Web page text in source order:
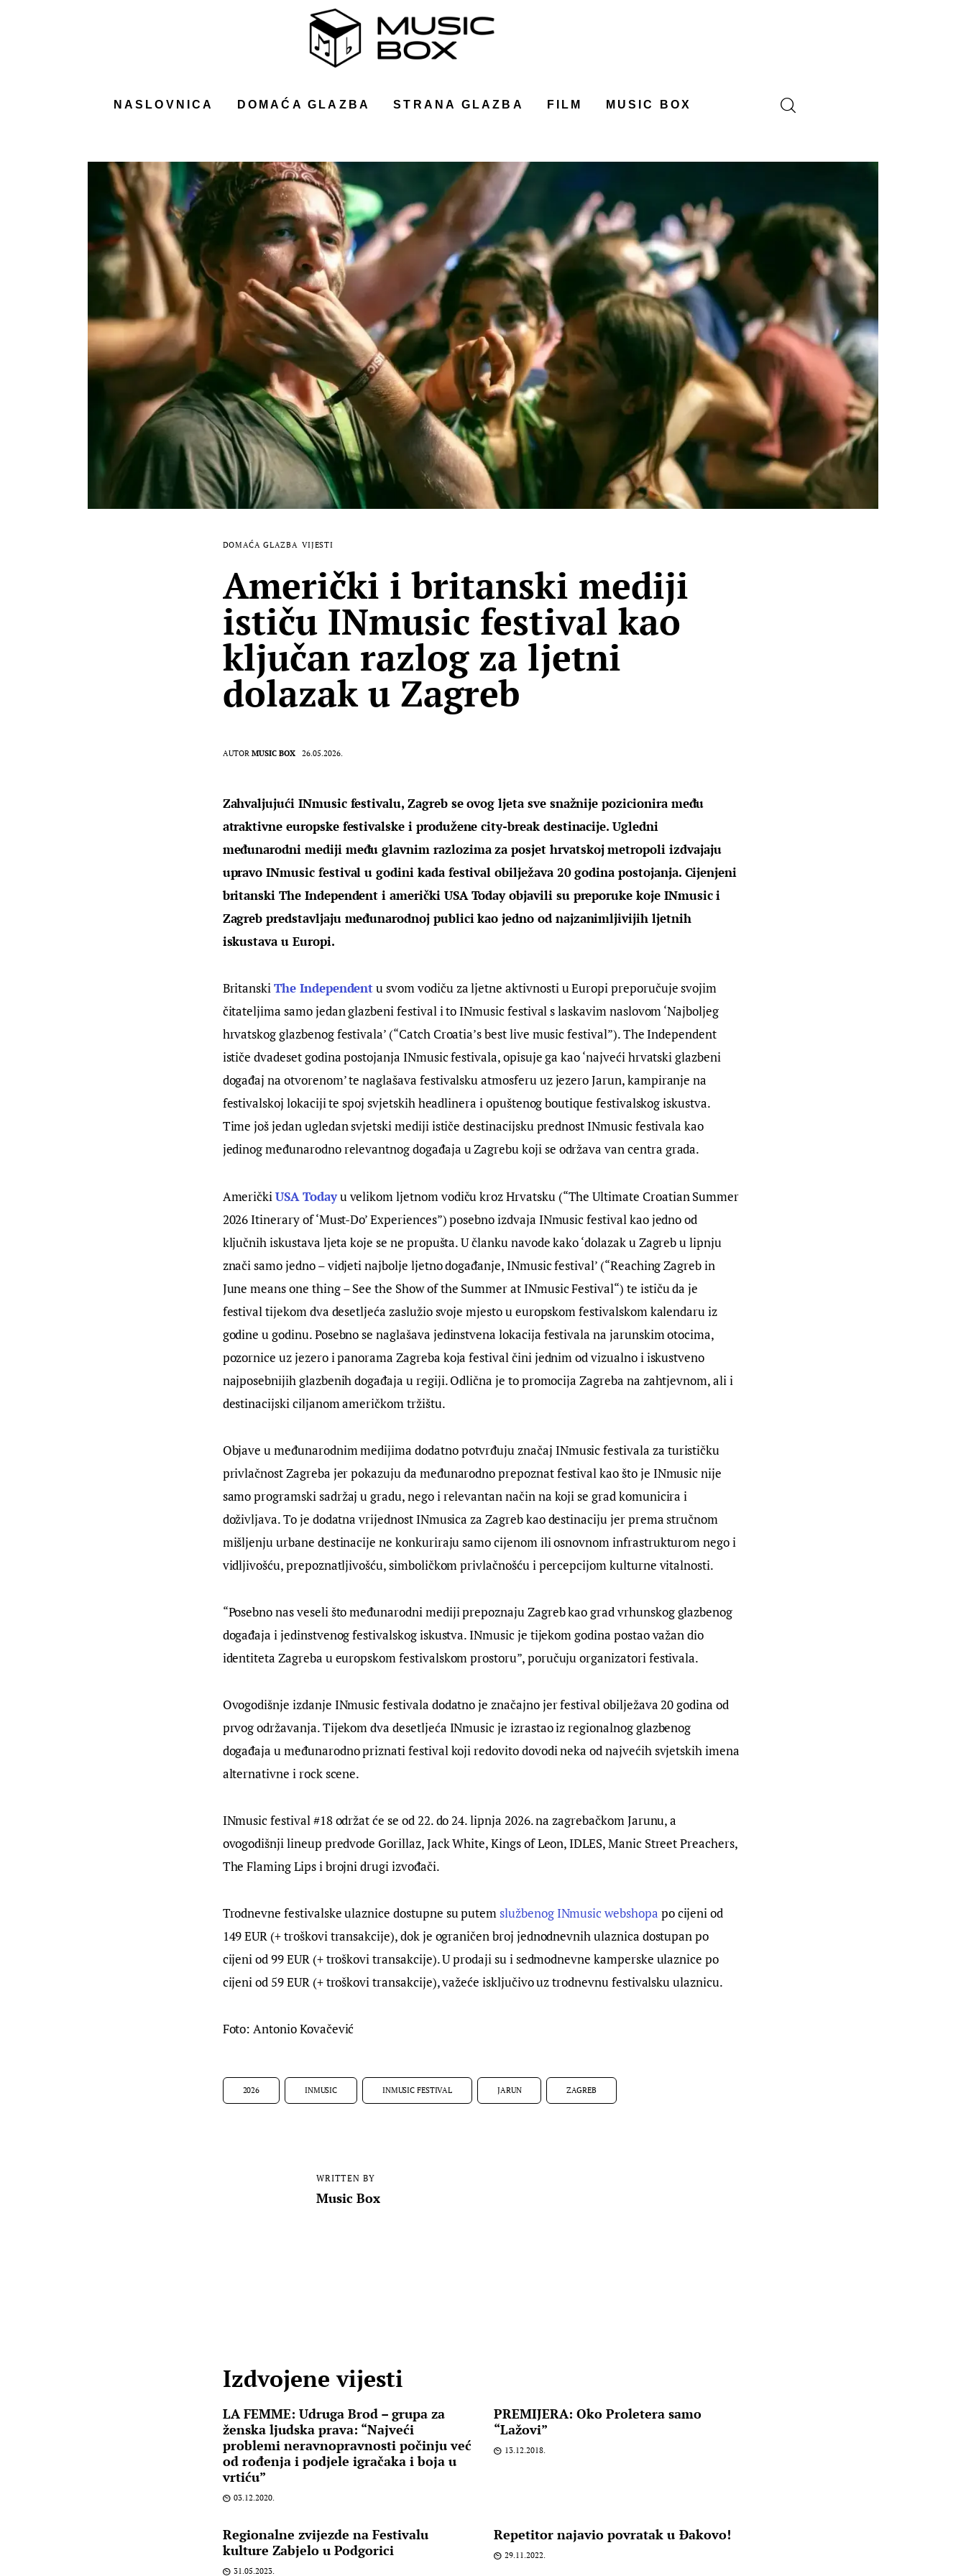
NASLOVNICA DOMAĆA GLAZBA STRANA GLAZBA FILM MUSIC BOX
DOMAĆA GLAZBA VIJESTI
Američki i britanski mediji
ističu INmusic festival kao
ključan razlog za ljetni
dolazak u Zagreb
AUTOR MUSIC BOX 26.05.2026.
Zahvaljujući INmusic festivalu, Zagreb se ovog ljeta sve snažnije pozicionira među
atraktivne europske festivalske i produžene city-break destinacije. Ugledni
međunarodni mediji među glavnim razlozima za posjet hrvatskoj metropoli izdvajaju
upravo INmusic festival u godini kada festival obilježava 20 godina postojanja. Cijenjeni
britanski The Independent i američki USA Today objavili su preporuke koje INmusic i
Zagreb predstavljaju međunarodnoj publici kao jedno od najzanimljivijih ljetnih
iskustava u Europi.
Britanski The Independent u svom vodiču za ljetne aktivnosti u Europi preporučuje svojim
čitateljima samo jedan glazbeni festival i to INmusic festival s laskavim naslovom ‘Najboljeg
hrvatskog glazbenog festivala’ (“Catch Croatia’s best live music festival”). The Independent
ističe dvadeset godina postojanja INmusic festivala, opisuje ga kao ‘najveći hrvatski glazbeni
događaj na otvorenom’ te naglašava festivalsku atmosferu uz jezero Jarun, kampiranje na
festivalskoj lokaciji te spoj svjetskih headlinera i opuštenog boutique festivalskog iskustva.
Time još jedan ugledan svjetski mediji ističe destinacijsku prednost INmusic festivala kao
jedinog međunarodno relevantnog događaja u Zagrebu koji se održava van centra grada.
Američki USA Today u velikom ljetnom vodiču kroz Hrvatsku (“The Ultimate Croatian Summer
2026 Itinerary of ‘Must-Do’ Experiences”) posebno izdvaja INmusic festival kao jedno od
ključnih iskustava ljeta koje se ne propušta. U članku navode kako ‘dolazak u Zagreb u lipnju
znači samo jedno – vidjeti najbolje ljetno događanje, INmusic festival’ (“Reaching Zagreb in
June means one thing – See the Show of the Summer at INmusic Festival“) te ističu da je
festival tijekom dva desetljeća zaslužio svoje mjesto u europskom festivalskom kalendaru iz
godine u godinu. Posebno se naglašava jedinstvena lokacija festivala na jarunskim otocima,
pozornice uz jezero i panorama Zagreba koja festival čini jednim od vizualno i iskustveno
najposebnijih glazbenih događaja u regiji. Odlična je to promocija Zagreba na zahtjevnom, ali i
destinacijski ciljanom američkom tržištu.
Objave u međunarodnim medijima dodatno potvrđuju značaj INmusic festivala za turističku
privlačnost Zagreba jer pokazuju da međunarodno prepoznat festival kao što je INmusic nije
samo programski sadržaj u gradu, nego i relevantan način na koji se grad komunicira i
doživljava. To je dodatna vrijednost INmusica za Zagreb kao destinaciju jer prema stručnom
mišljenju urbane destinacije ne konkuriraju samo cijenom ili osnovnom infrastrukturom nego i
vidljivošću, prepoznatljivošću, simboličkom privlačnošću i percepcijom kulturne vitalnosti.
“Posebno nas veseli što međunarodni mediji prepoznaju Zagreb kao grad vrhunskog glazbenog
događaja i jedinstvenog festivalskog iskustva. INmusic je tijekom godina postao važan dio
identiteta Zagreba u europskom festivalskom prostoru”, poručuju organizatori festivala.
Ovogodišnje izdanje INmusic festivala dodatno je značajno jer festival obilježava 20 godina od
prvog održavanja. Tijekom dva desetljeća INmusic je izrastao iz regionalnog glazbenog
događaja u međunarodno priznati festival koji redovito dovodi neka od najvećih svjetskih imena
alternativne i rock scene.
INmusic festival #18 održat će se od 22. do 24. lipnja 2026. na zagrebačkom Jarunu, a
ovogodišnji lineup predvode Gorillaz, Jack White, Kings of Leon, IDLES, Manic Street Preachers,
The Flaming Lips i brojni drugi izvođači.
Trodnevne festivalske ulaznice dostupne su putem službenog INmusic webshopa po cijeni od
149 EUR (+ troškovi transakcije), dok je ograničen broj jednodnevnih ulaznica dostupan po
cijeni od 99 EUR (+ troškovi transakcije). U prodaji su i sedmodnevne kamperske ulaznice po
cijeni od 59 EUR (+ troškovi transakcije), važeće isključivo uz trodnevnu festivalsku ulaznicu.
Foto: Antonio Kovačević
2026 INMUSIC INMUSIC FESTIVAL JARUN ZAGREB
WRITTEN BY
Music Box
Izdvojene vijesti
LA FEMME: Udruga Brod – grupa za
ženska ljudska prava: “Najveći
problemi neravnopravnosti počinju već
od rođenja i podjele igračaka i boja u
vrtiću”
03.12.2020.
PREMIJERA: Oko Proletera samo
“Lažovi”
13.12.2018.
Regionalne zvijezde na Festivalu
kulture Zabjelo u Podgorici
31.05.2023.
Repetitor najavio povratak u Đakovo!
29.11.2022.